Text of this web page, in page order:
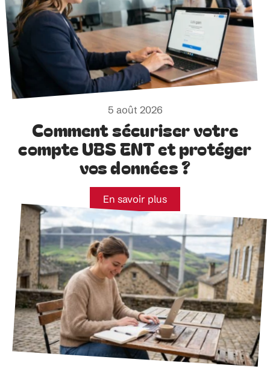
5 août 2026
Comment sécuriser votre
compte UBS ENT et protéger
vos données ?
En savoir plus